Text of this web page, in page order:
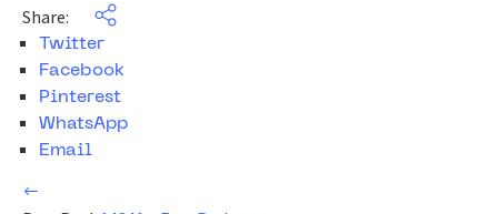
Share:
Twitter
Facebook
Pinterest
WhatsApp
Email